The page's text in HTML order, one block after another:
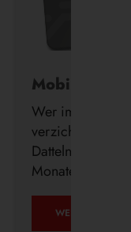
Mobil ohne
Wer im Alter
verzichtet,
Datteln
Monate.
WEITERLESEN …